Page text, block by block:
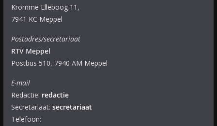
Kromme Elleboog 11,
7941 KC Meppel
Postadres/secretariaat
RTV Meppel
Postbus 510, 7940 AM Meppel
E-mail
Redactie: redactie
Secretariaat: secretariaat
Telefoon: